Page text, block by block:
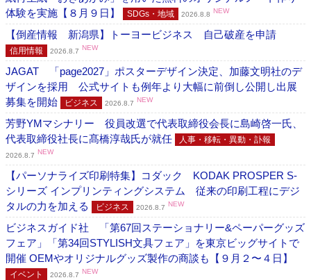
体験を実施【８月９日】
SDGs・地域 2026.8.8 NEW
【倒産情報 新潟県】トーヨービジネス 自己破産を申請
信用情報 2026.8.7 NEW
JAGAT 「page2027」ポスターデザイン決定、加藤文明社のデ
ザインを採用 公式サイトも例年より大幅に前倒し公開し出展
募集を開始
ビジネス 2026.8.7 NEW
芳野YMマシナリー 役員改選で代表取締役会長に島崎啓一氏、
代表取締役社長に髙橋淳哉氏が就任
人事・移転・異動・訃報
2026.8.7 NEW
【パーソナライズ印刷特集】コダック KODAK PROSPER S-
シリーズ インプリンティングシステム 従来の印刷工程にデジ
タルの力を加える
ビジネス 2026.8.7 NEW
ビジネスガイド社 「第67回ステーショナリー&ペーパーグッズ
フェア」「第34回STYLISH文具フェア」を東京ビッグサイトで
開催 OEMやオリジナルグッズ製作の商談も【９月２〜４日】
イベント 2026.8.7 NEW